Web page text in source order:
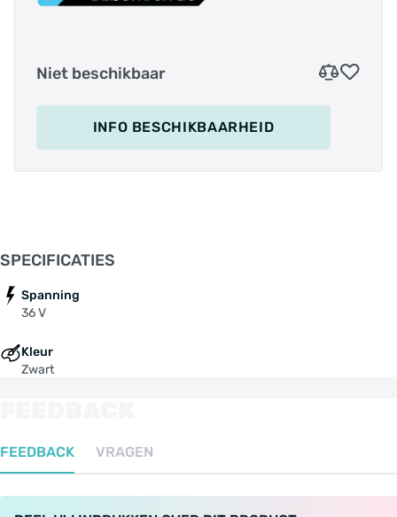
Niet beschikbaar
INFO BESCHIKBAARHEID
SPECIFICATIES
Spanning
36 V
Kleur
Zwart
FEEDBACK VRAGEN